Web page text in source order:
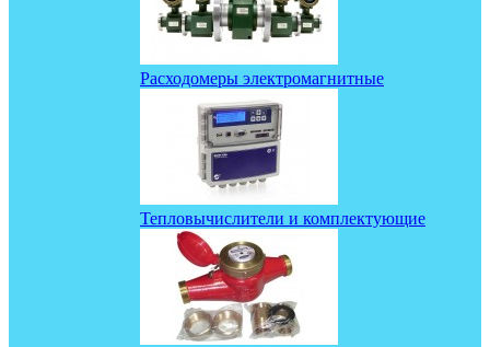
Расходомеры электромагнитные
Тепловычислители и комплектующие